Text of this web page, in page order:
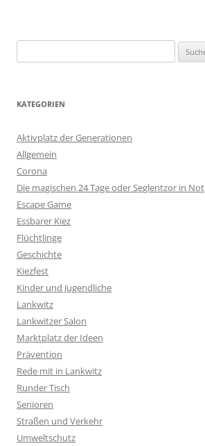
nach:
KATEGORIEN
Aktivplatz der Generationen
Allgemein
Corona
Die magischen 24 Tage oder Seglentzor in Not
Escape Game
Essbarer Kiez
Flüchtlinge
Geschichte
Kiezfest
Kinder und Jugendliche
Lankwitz
Lankwitzer Salon
Marktplatz der Ideen
Prävention
Rede mit in Lankwitz
Runder Tisch
Senioren
Straßen und Verkehr
Umweltschutz